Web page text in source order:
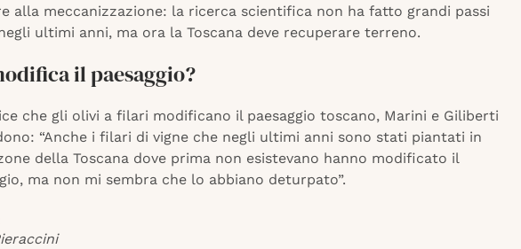
alla meccanizzazione: la ricerca scientifica non ha fatto grandi passi
ultimi anni, ma ora la Toscana deve recuperare terreno.
il paesaggio?
che gli olivi a filari modificano il paesaggio toscano, Marini e Giliberti
“Anche i filari di vigne che negli ultimi anni sono stati piantati in
della Toscana dove prima non esistevano hanno modificato il
ma non mi sembra che lo abbiano deturpato”.